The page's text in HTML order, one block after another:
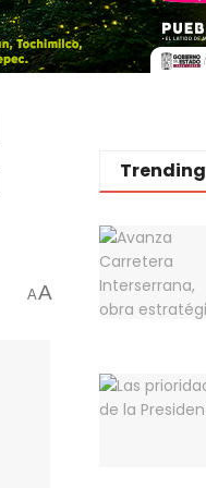
AA
Trending